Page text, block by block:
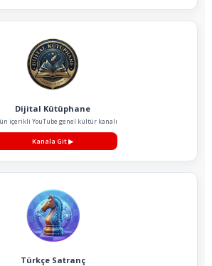
Dijital Kütüphane
içerikli YouTube genel kültür kanalı
Kanala Git▶
Türkçe Satranç